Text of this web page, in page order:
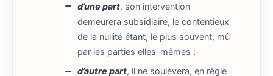
d’une part, son intervention
demeurera subsidiaire, le contentieux
de la nullité étant, le plus souvent, mû
par les parties elles-mêmes ;
d’autre part, il ne soulèvera, en règle